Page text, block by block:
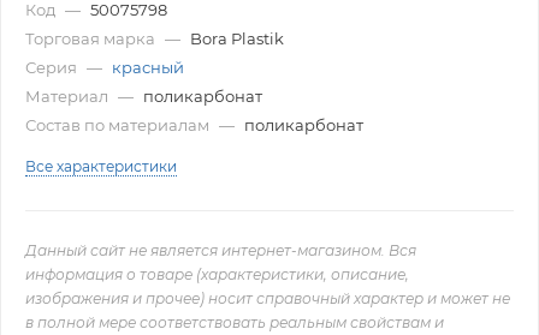
Код — 50075798
Торговая марка — Bora Plastik
Серия — красный
Материал — поликарбонат
Состав по материалам — поликарбонат
Все характеристики
Данный сайт не является интернет-магазином. Вся
информация о товаре (характеристики, описание,
изображения и прочее) носит справочный характер и может не
в полной мере соответствовать реальным свойствам и